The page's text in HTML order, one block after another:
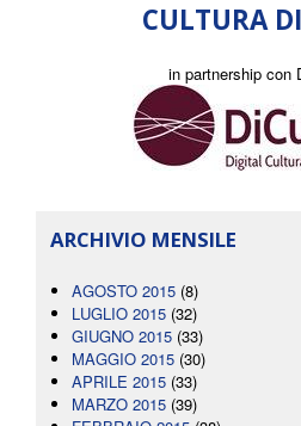
CULTURA
in partnership con
ARCHIVIO MENSILE
AGOSTO 2015 (8)
LUGLIO 2015 (32)
GIUGNO 2015 (33)
MAGGIO 2015 (30)
APRILE 2015 (33)
MARZO 2015 (39)